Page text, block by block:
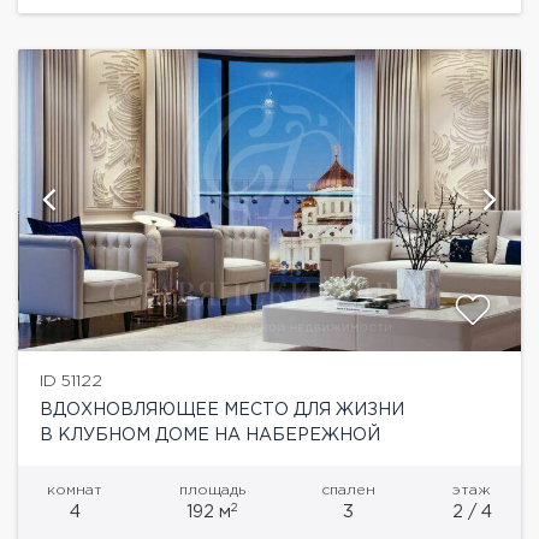
ID 51122
ВДОХНОВЛЯЮЩЕЕ МЕСТО ДЛЯ ЖИЗНИ
В КЛУБНОМ ДОМЕ НА НАБЕРЕЖНОЙ
комнат
4
площадь
192 м2
спален
3
этаж
2 / 4